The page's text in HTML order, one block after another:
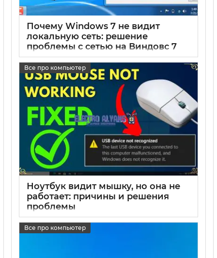
Почему Windows 7 не видит
локальную сеть: решение
проблемы с сетью на Виндовс 7
17 05 2025 0
Все про компьютер
Ноутбук видит мышку, но она не
работает: причины и решения
проблемы
17 05 2025 0
Все про компьютер